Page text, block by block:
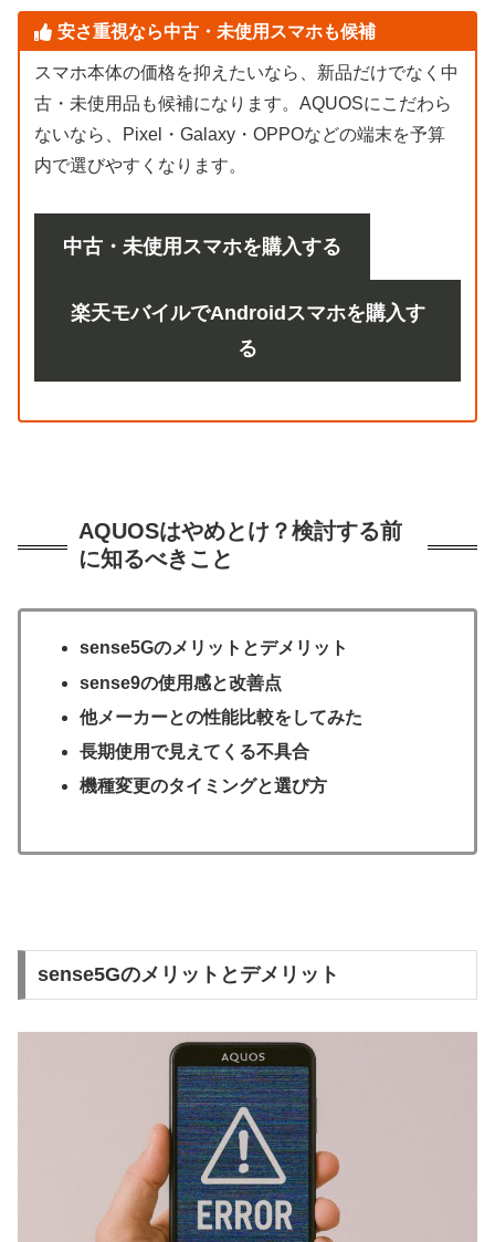
安さ重視なら中古・未使用スマホも候補
スマホ本体の価格を抑えたいなら、新品だけでなく中
古・未使用品も候補になります。AQUOSにこだわら
ないなら、Pixel・Galaxy・OPPOなどの端末を予算
内で選びやすくなります。
中古・未使用スマホを購入する
楽天モバイルでAndroidスマホを購入す
る
AQUOSはやめとけ？検討する前
に知るべきこと
sense5Gのメリットとデメリット
sense9の使用感と改善点
他メーカーとの性能比較をしてみた
長期使用で見えてくる不具合
機種変更のタイミングと選び方
sense5Gのメリットとデメリット